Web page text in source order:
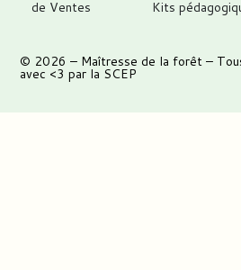
de Ventes
Kits
© 2026 – Maîtresse de la forêt –
avec <3 par la SCEP